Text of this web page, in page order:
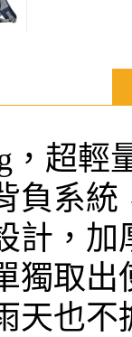
，超輕
負系
計，
獨取出
天也不